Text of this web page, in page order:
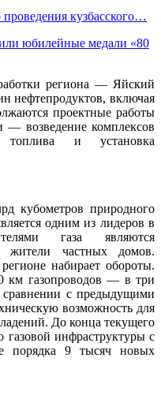
кузбасского…
юбилейные медали «80
региона — Яйский
нефтепродуктов, включая
проектные работы
— возведение комплексов
топлива и установка
кубометров природного
одним из лидеров в
газа являются
жители частных домов.
набирает обороты.
км газопроводов — в три
сравнении с предыдущими
возможность для
До конца текущего
газовой инфраструктуры с
порядка 9 тысяч новых